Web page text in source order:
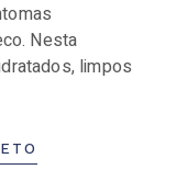
Nesta
limpos